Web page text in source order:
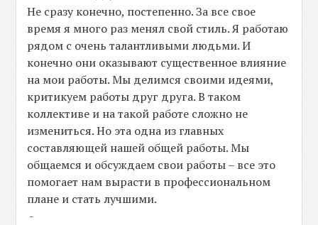
Не сразу конечно, постепенно. За все свое
время я много раз менял свой стиль. Я работаю
рядом с очень талантливыми людьми. И
конечно они оказывают существенное влияние
на мои работы. Мы делимся своими идеями,
критикуем работы друг друга. В таком
коллективе и на такой работе сложно не
измениться. Но эта одна из главных
составляющей нашей общей работы. Мы
общаемся и обсуждаем свои работы – все это
помогает нам вырасти в профессиональном
плане и стать лучшими.
-